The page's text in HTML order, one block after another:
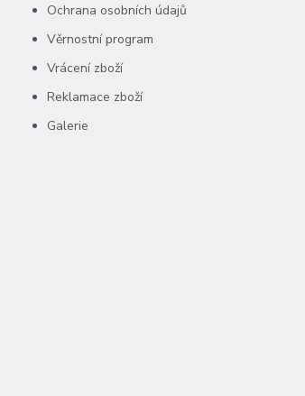
Ochrana osobních údajů
Věrnostní program
Vrácení zboží
Reklamace zboží
Galerie